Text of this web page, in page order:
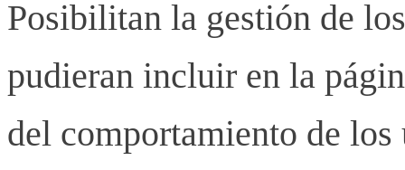
Posibilitan la gestión de
pudieran incluir en la
del comportamiento de los